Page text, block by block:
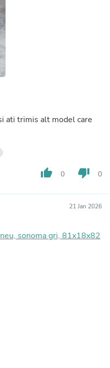
ati trimis alt model care
thumb_up 0 thumb_down 0
21 Jan 2026
sonoma gri, 81x18x82